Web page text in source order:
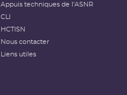
Appuis techniques de l'ASNR
CLI
HCTISN
Nous contacter
Liens utiles